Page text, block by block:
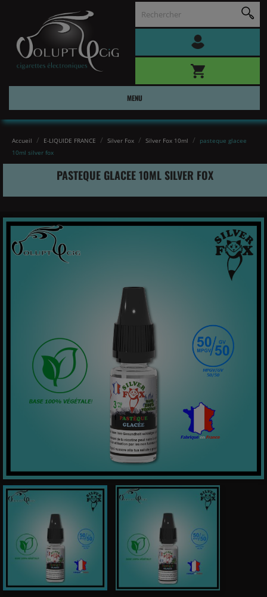
MENU
Accueil E-LIQUIDE FRANCE Silver Fox Silver Fox 10ml
pasteque glacee
10ml silver fox
PASTEQUE GLACEE 10ML SILVER FOX